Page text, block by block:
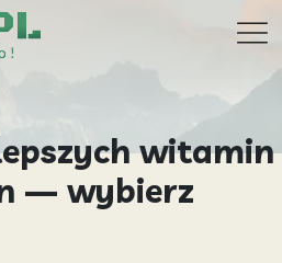
witamin
— wybierz